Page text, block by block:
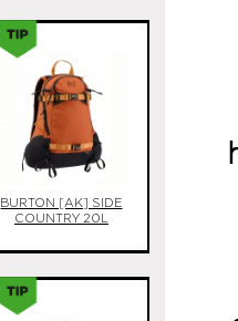
BURTON [AK] SIDE
COUNTRY 20L